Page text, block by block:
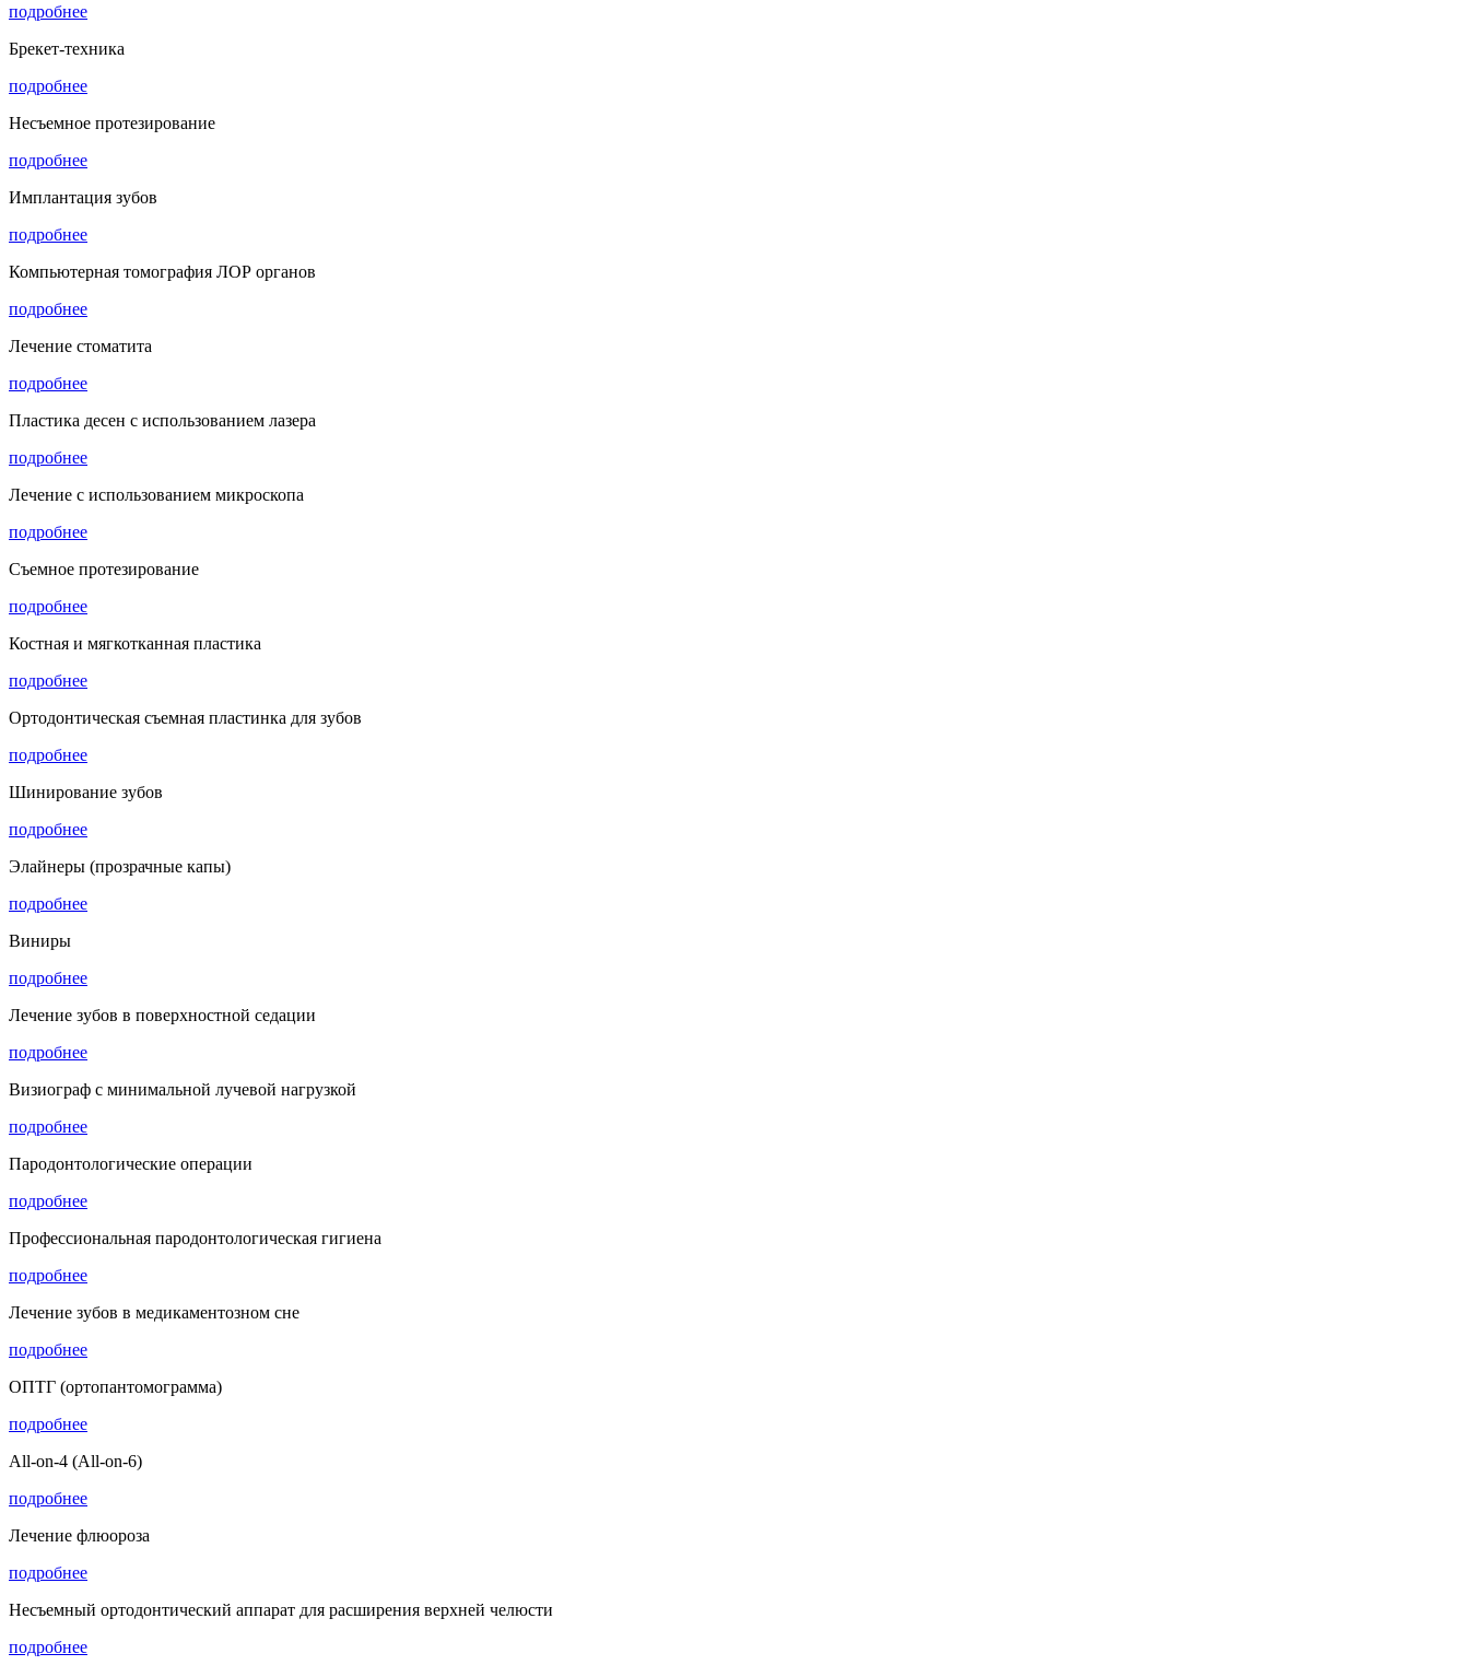
подробнее
Брекет-техника
подробнее
Несъемное протезирование
подробнее
Имплантация зубов
подробнее
Компьютерная томография ЛОР органов
подробнее
Лечение стоматита
подробнее
Пластика десен с использованием лазера
подробнее
Лечение с использованием микроскопа
подробнее
Съемное протезирование
подробнее
Костная и мягкотканная пластика
подробнее
Ортодонтическая съемная пластинка для зубов
подробнее
Шинирование зубов
подробнее
Элайнеры (прозрачные капы)
подробнее
Виниры
подробнее
Лечение зубов в поверхностной седации
подробнее
Визиограф с минимальной лучевой нагрузкой
подробнее
Пародонтологические операции
подробнее
Профессиональная пародонтологическая гигиена
подробнее
Лечение зубов в медикаментозном сне
подробнее
ОПТГ (ортопантомограмма)
подробнее
All-on-4 (All-on-6)
подробнее
Лечение флюороза
подробнее
Несъемный ортодонтический аппарат для расширения верхней челюсти
подробнее